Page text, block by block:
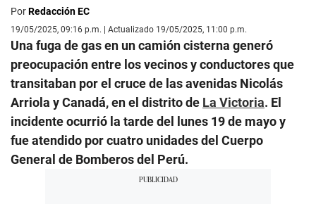
PorRedacción EC
19/05/2025, 09:16 p.m. | Actualizado 19/05/2025, 11:00 p.m.
Una fuga de gas en un camión cisterna generó
preocupación entre los vecinos y conductores que
transitaban por el cruce de las avenidas Nicolás
Arriola y Canadá, en el distrito de La Victoria. El
incidente ocurrió la tarde del lunes 19 de mayo y
fue atendido por cuatro unidades del Cuerpo
General de Bomberos del Perú.